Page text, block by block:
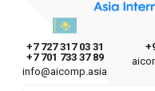
Asia International
Казахстан г.
+7 727 317 03 31
+7 701 733 37 89
info@aicomp.asia